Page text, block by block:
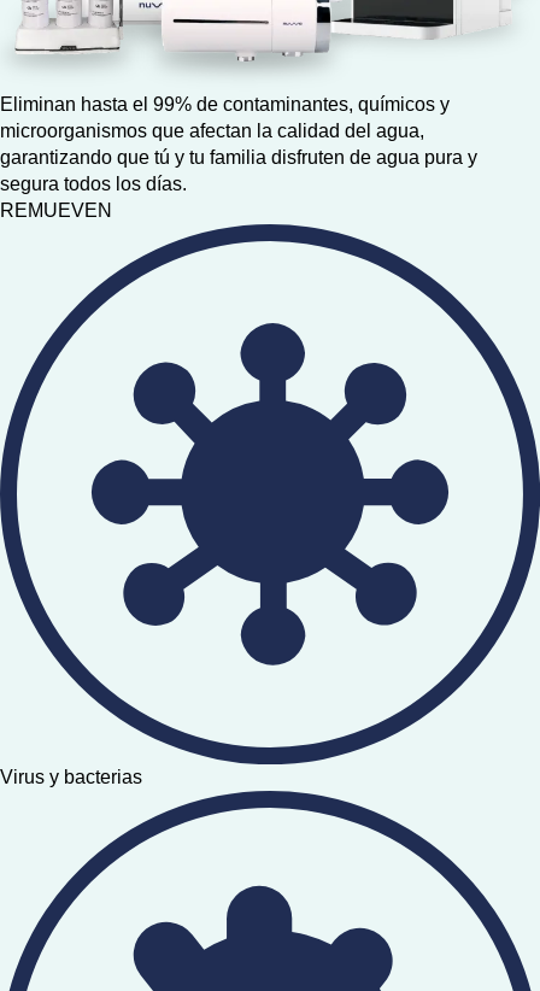
Eliminan hasta el 99% de contaminantes, químicos y
microorganismos que afectan la calidad del agua,
garantizando que tú y tu familia disfruten de agua pura y
segura todos los días.
REMUEVEN
Virus y bacterias